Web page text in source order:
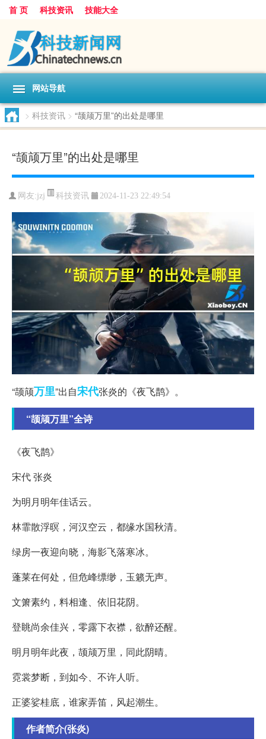
首 页 科技资讯 技能大全
网站导航
> 科技资讯 > “颉颃万里”的出处是哪里
“颉颃万里”的出处是哪里
网友:jzj 科技资讯 2024-11-23 22:49:54
“颉颃万里”出自宋代张炎的《夜飞鹊》。
“颉颃万里”全诗
《夜飞鹊》
宋代 张炎
为明月明年佳话云。
林霏散浮暝，河汉空云，都缘水国秋清。
绿房一夜迎向晓，海影飞落寒冰。
蓬莱在何处，但危峰缥缈，玉籁无声。
文箫素约，料相逢、依旧花阴。
登眺尚余佳兴，零露下衣襟，欲醉还醒。
明月明年此夜，颉颃万里，同此阴晴。
霓裳梦断，到如今、不许人听。
正婆娑桂底，谁家弄笛，风起潮生。
作者简介(张炎)